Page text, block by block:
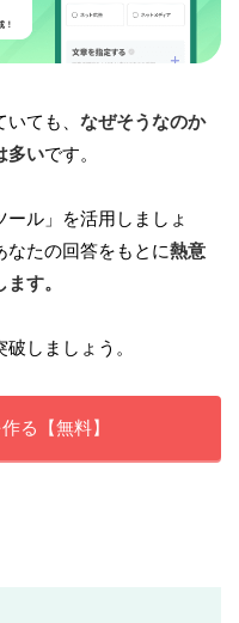
ても、 なぜそうなのか
多いです。
ル」を活用しましょ
なたの回答をもとに熱意
す。
しましょう。
る【無料】